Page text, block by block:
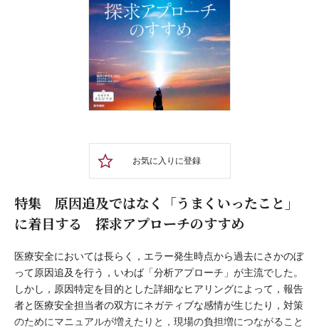
お気に入りに登録
特集 原因追及ではなく「うまくいったこと」
に着目する 探求アプローチのすすめ
医療安全においては長らく，エラー発生時点から過去にさかのぼ
って原因追及を行う，いわば「分析アプローチ」が主流でした。
しかし，原因特定を目的とした詳細なヒアリングによって，報告
者と医療安全担当者の双方にネガティブな感情が生じたり，対策
のためにマニュアルが増えたりと，現場の負担増につながること